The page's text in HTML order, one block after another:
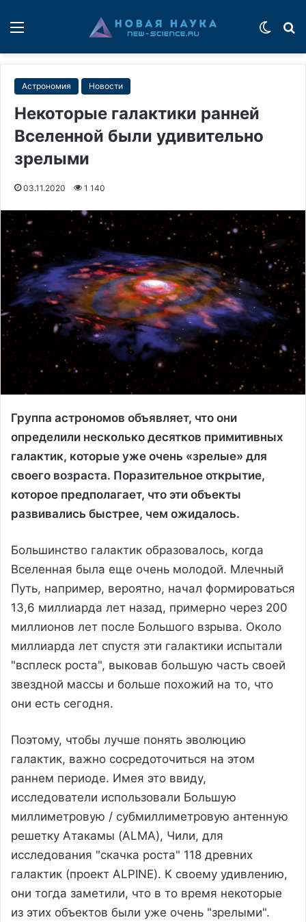
Астрономия Новости
Некоторые галактики ранней
Вселенной были удивительно
зрелыми
03.11.2020 1 140
Группа астрономов объявляет, что они
определили несколько десятков примитивных
галактик, которые уже очень «зрелые» для
своего возраста. Поразительное открытие,
которое предполагает, что эти объекты
развивались быстрее, чем ожидалось.
Большинство галактик образовалось, когда
Вселенная была еще очень молодой. Млечный
Путь, например, вероятно, начал формироваться
13,6 миллиарда лет назад, примерно через 200
миллионов лет после Большого взрыва. Около
миллиарда лет спустя эти галактики испытали
"всплеск роста", выковав большую часть своей
звездной массы и больше похожий на то, что
они есть сегодня.
Поэтому, чтобы лучше понять эволюцию
галактик, важно сосредоточиться на этом
раннем периоде. Имея это ввиду,
исследователи использовали Большую
миллиметровую / субмиллиметровую антенную
решетку Атакамы (ALMA), Чили, для
исследования "скачка роста" 118 древних
галактик (проект ALPINE). К своему удивлению,
они тогда заметили, что в то время некоторые
из этих объектов были уже очень "зрелыми".